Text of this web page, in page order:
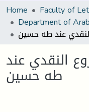
Home
النقدي عند
طه حسين